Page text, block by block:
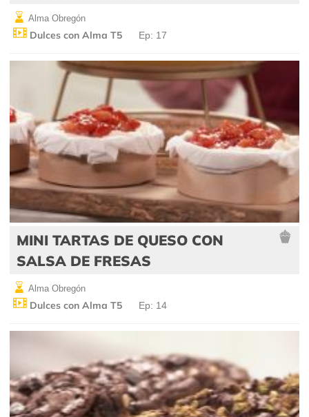
Alma Obregón
Dulces con Alma T5 Ep: 17
MINI TARTAS DE QUESO CON
SALSA DE FRESAS
Alma Obregón
Dulces con Alma T5 Ep: 14